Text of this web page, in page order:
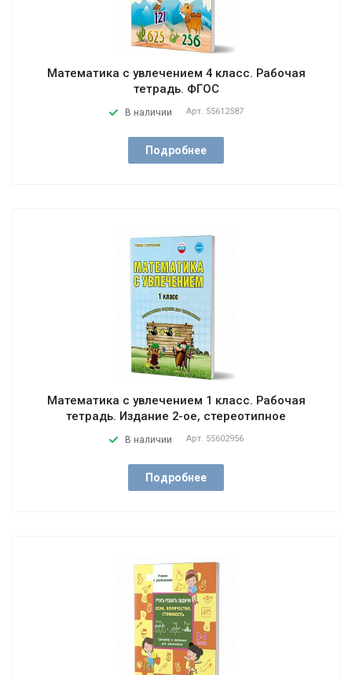
Математика с увлечением 4 класс. Рабочая
тетрадь. ФГОС
В наличии Арт. 55612587
Подробнее
Математика с увлечением 1 класс. Рабочая
тетрадь. Издание 2-ое, стереотипное
В наличии Арт. 55602956
Подробнее